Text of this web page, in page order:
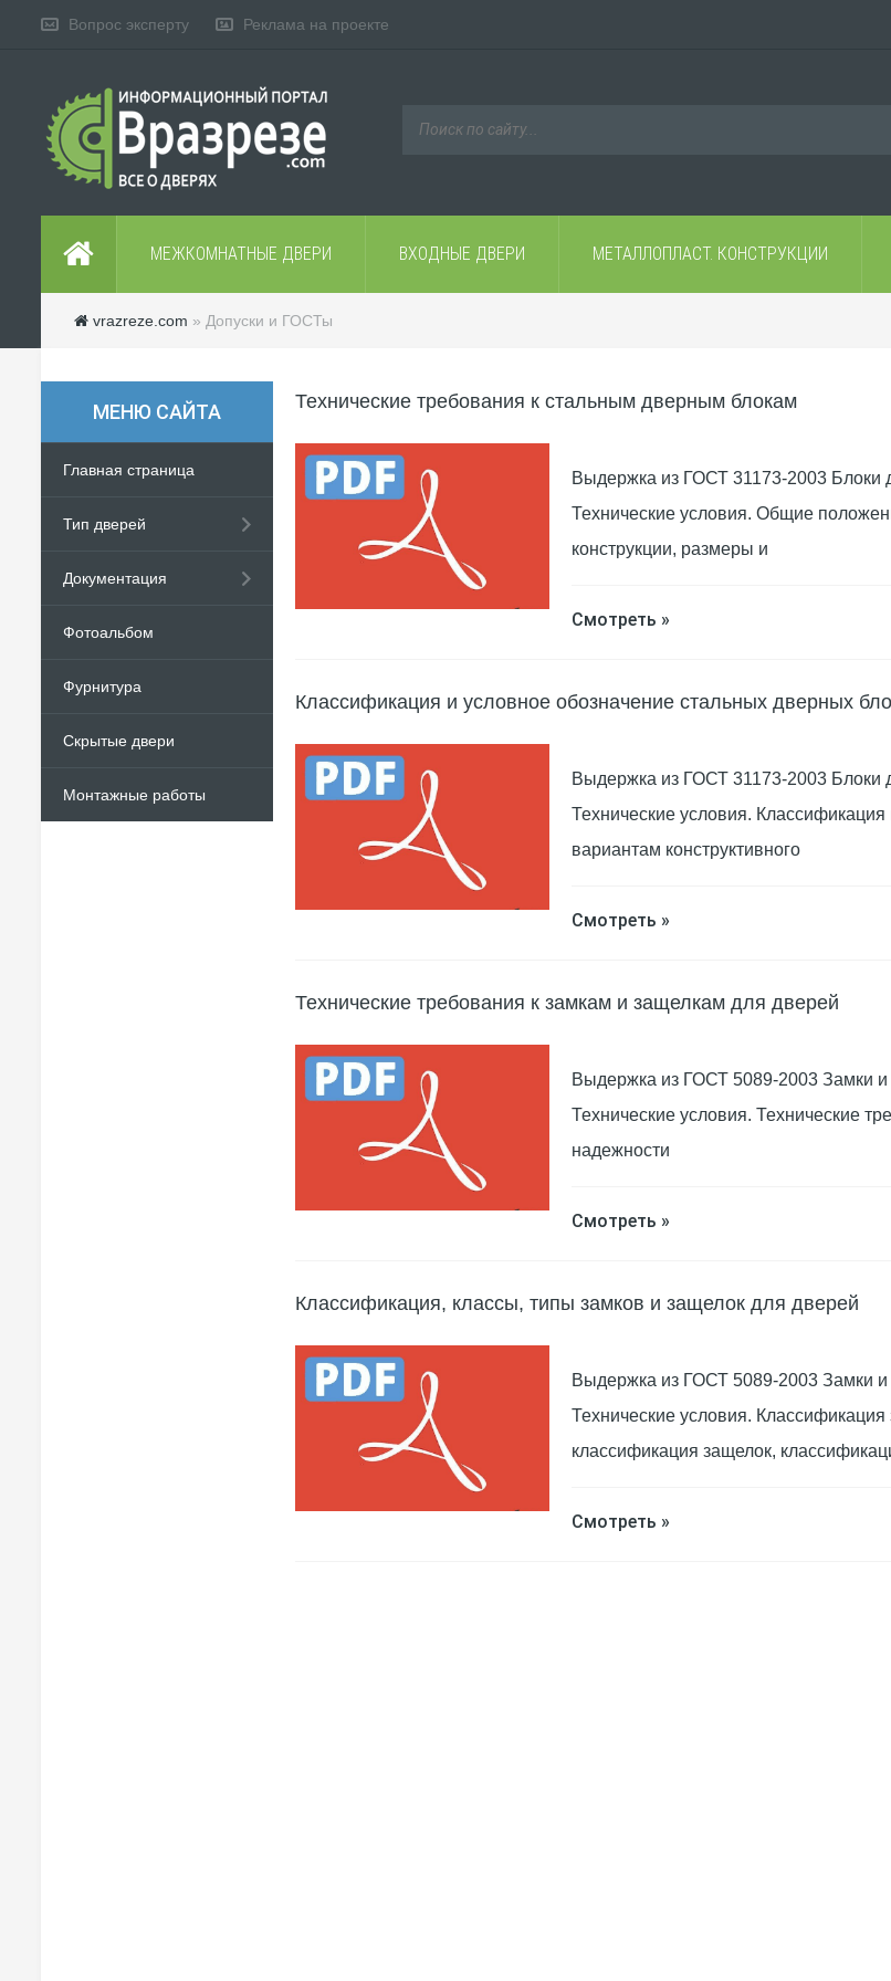
Вопрос эксперту Реклама на проекте
МЕЖКОМНАТНЫЕ ДВЕРИ ВХОДНЫЕ ДВЕРИ МЕТАЛЛОПЛАСТ. КОНСТРУКЦИИ
vrazreze.com » Допуски и ГОСТы
МЕНЮ САЙТА
Главная страница
Тип дверей
Документация
Фотоальбом
Фурнитура
Скрытые двери
Монтажные работы
Технические требования к стальным дверным блокам
Выдержка из ГОСТ 31173-2003 Блоки
Технические условия. Общие
конструкции, размеры и
Смотреть »
Классификация и условное обозначение стальных дверных
Выдержка из ГОСТ 31173-2003 Блоки
Технические условия.
вариантам конструктивного
Смотреть »
Технические требования к замкам и защелкам для дверей
Выдержка из ГОСТ 5089-2003 Замки и
Технические условия. Технические
надежности
Смотреть »
Классификация, классы, типы замков и защелок для дверей
Выдержка из ГОСТ 5089-2003 Замки и
Технические условия. Классификация
классификация защелок,
Смотреть »